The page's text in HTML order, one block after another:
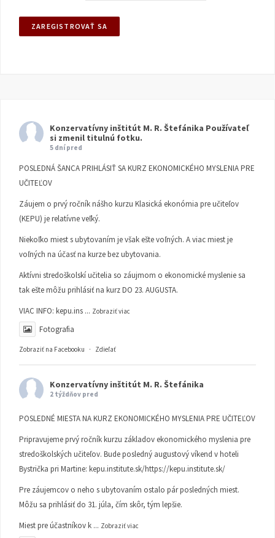
Konzervatívny inštitút M. R. Štefánika Používateľ
si zmenil titulnú fotku.
5 dní pred
POSLEDNÁ ŠANCA PRIHLÁSIŤ SA KURZ EKONOMICKÉHO MYSLENIA PRE
UČITEĽOV
Záujem o prvý ročník nášho kurzu Klasická ekonómia pre učiteľov
(KEPU) je relatívne veľký.
Niekoľko miest s ubytovaním je však ešte voľných. A viac miest je
voľných na účasť na kurze bez ubytovania.
Aktívni stredoškolskí učitelia so záujmom o ekonomické myslenie sa
tak ešte môžu prihlásiť na kurz DO 23. AUGUSTA.
VIAC INFO: kepu.ins ... Zobraziť viac
Fotografia
Zobraziť na Facebooku · Zdieľať
Konzervatívny inštitút M. R. Štefánika
2 týždňov pred
POSLEDNÉ MIESTA NA KURZ EKONOMICKÉHO MYSLENIA PRE UČITEĽOV
Pripravujeme prvý ročník kurzu základov ekonomického myslenia pre
stredoškolských učiteľov. Bude posledný augustový víkend v hoteli
Bystrička pri Martine: kepu.institute.sk/https://kepu.institute.sk/
Pre záujemcov o neho s ubytovaním ostalo pár posledných miest.
Môžu sa prihlásiť do 31. júla, čím skôr, tým lepšie.
Miest pre účastníkov k ... Zobraziť viac